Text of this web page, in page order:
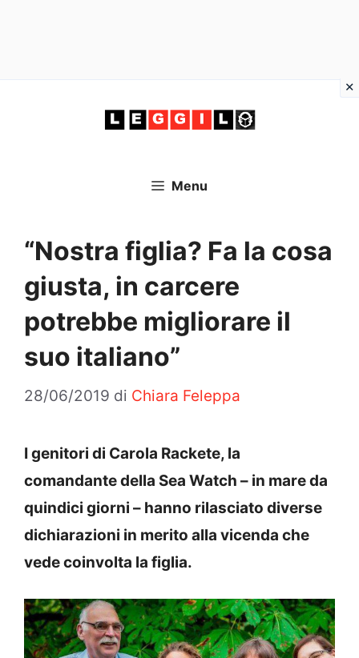
Menu
“Nostra figlia? Fa la cosa
giusta, in carcere
potrebbe migliorare il
suo italiano”
28/06/2019 di Chiara Feleppa
I genitori di Carola Rackete, la
comandante della Sea Watch – in mare da
quindici giorni – hanno rilasciato diverse
dichiarazioni in merito alla vicenda che
vede coinvolta la figlia.